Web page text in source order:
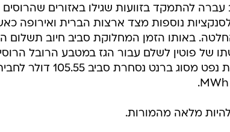
להתמקד בזוועות שגילו באזורים שהרוסים
נוספות מצד ארצות הברית ואירופה
באותו הזמן המחלוקת סביב חיוב תשלום
של פוטין לשלם עבור הגז במטבע הרובל הרוסי
בטענה להפרת חוזה. נכון לבוקר זה מחיר חבית נפט מסוג ברנט נסחרת סביב 105.55
מלאה מהמורות.